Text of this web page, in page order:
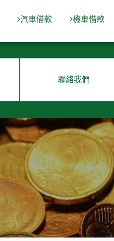
汽車借款 機車借款
聯絡我們